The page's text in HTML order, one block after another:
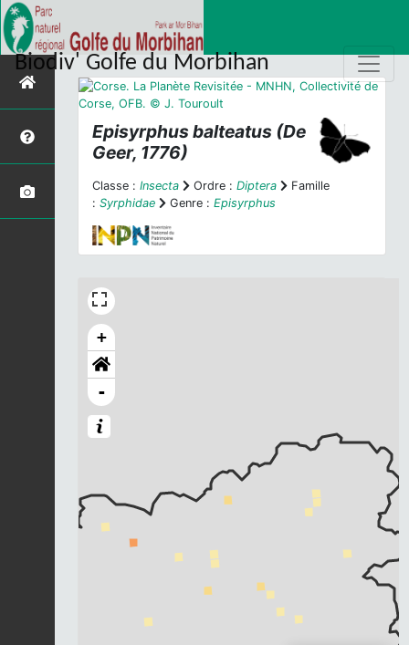
Biodiv' Golfe du Morbihan
Episyrphus balteatus (De
Geer, 1776)
Classe : Insecta Ordre : Diptera
Famille
: Syrphidae Genre : Episyrphus
+
-